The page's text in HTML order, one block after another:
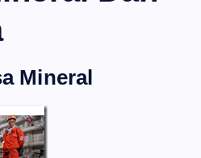
Mineral